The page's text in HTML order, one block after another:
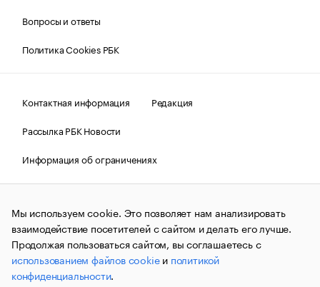
Вопросы и ответы
Политика Cookies РБК
Контактная информация
Редакция
Рассылка РБК Новости
Информация об ограничениях
Правовая информация
О соблюдении авторских прав
© АО «РОСБИЗНЕСКОНСАЛТИНГ»,1995–2026.Сообщения
и материалы информационного агентства «РБК»
(зарегистрировано Федеральной службой по надзору в сфере
связи, информационных технологий и массовых
коммуникаций (Роскомнадзор) 09.12.2015 за номером ИА
№ФС77-63848) сопровождаются пометкой «РБК». Отдельные
публикации могут содержать информацию,
Мы используем cookie. Это позволяет нам анализировать
взаимодействие посетителей с сайтом и делать его лучше.
Продолжая пользоваться сайтом, вы соглашаетесь с
использованием файлов cookieи политикой
конфиденциальности.